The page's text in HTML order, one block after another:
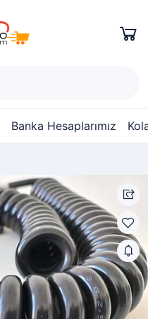
Banka Hesaplarımız